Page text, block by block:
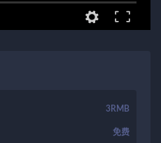
3RMB
免费